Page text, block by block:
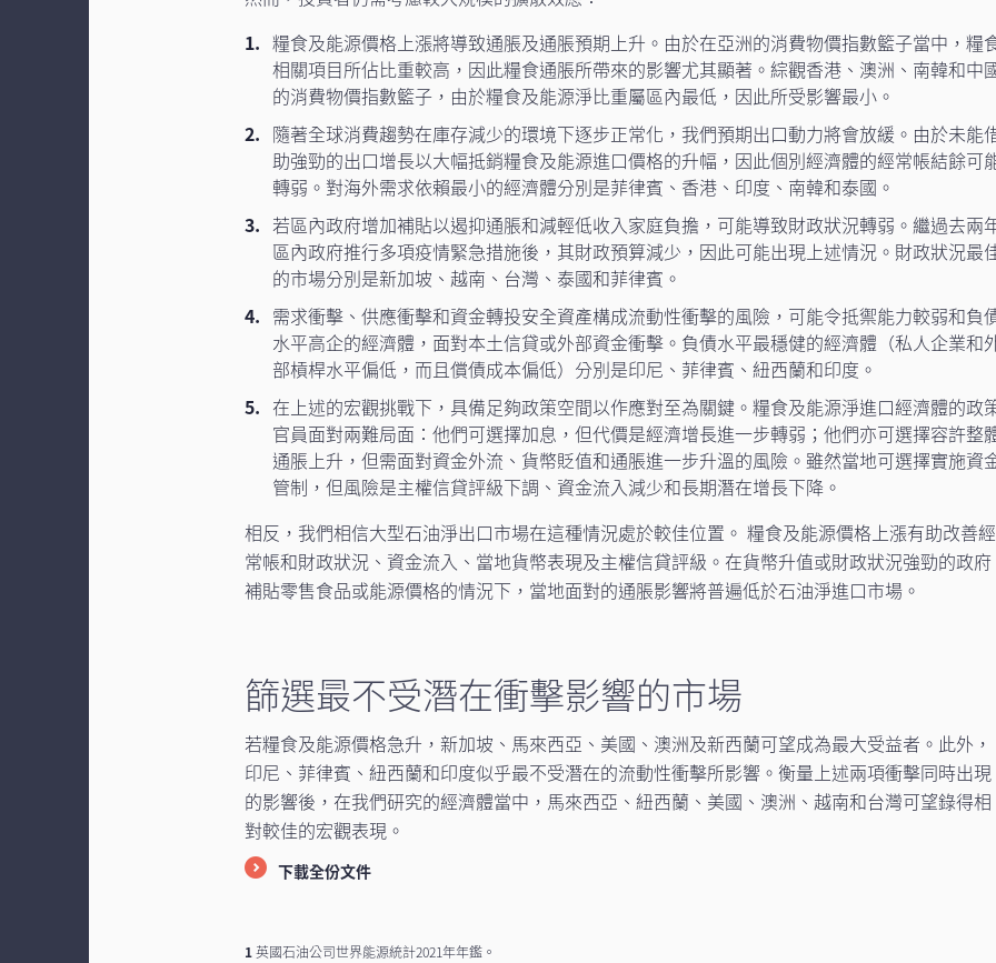
糧食及能源價格上漲將導致通脹及通脹預期上升。由於在亞洲的消費物價指數籃子當中，糧
相關項目所佔比重較高，因此糧食通脹所帶來的影響尤其顯著。綜觀香港、澳洲、南韓和中
的消費物價指數籃子，由於糧食及能源淨比重屬區內最低，因此所受影響最小。
隨著全球消費趨勢在庫存減少的環境下逐步正常化，我們預期出口動力將會放緩。由於未能
助強勁的出口增長以大幅抵銷糧食及能源進口價格的升幅，因此個別經濟體的經常帳結餘可
轉弱。對海外需求依賴最小的經濟體分別是菲律賓、香港、印度、南韓和泰國。
若區內政府增加補貼以遏抑通脹和減輕低收入家庭負擔，可能導致財政狀況轉弱。繼過去兩
區內政府推行多項疫情緊急措施後，其財政預算減少，因此可能出現上述情況。財政狀況最
的市場分別是新加坡、越南、台灣、泰國和菲律賓。
需求衝擊、供應衝擊和資金轉投安全資產構成流動性衝擊的風險，可能令抵禦能力較弱和負
水平高企的經濟體，面對本土信貸或外部資金衝擊。負債水平最穩健的經濟體（私人企業和
部槓桿水平偏低，而且償債成本偏低）分別是印尼、菲律賓、紐西蘭和印度。
在上述的宏觀挑戰下，具備足夠政策空間以作應對至為關鍵。糧食及能源淨進口經濟體的政
官員面對兩難局面：他們可選擇加息，但代價是經濟增長進一步轉弱；他們亦可選擇容許整
通脹上升，但需面對資金外流、貨幣貶值和通脹進一步升溫的風險。雖然當地可選擇實施資
管制，但風險是主權信貸評級下調、資金流入減少和長期潛在增長下降。
相反，我們相信大型石油淨出口市場在這種情況處於較佳位置。 糧食及能源價格上漲有助改善經
常帳和財政狀況、資金流入、當地貨幣表現及主權信貸評級。在貨幣升值或財政狀況強勁的政府
補貼零售食品或能源價格的情況下，當地面對的通脹影響將普遍低於石油淨進口市場。
篩選最不受潛在衝擊影響的市場
若糧食及能源價格急升，新加坡、馬來西亞、美國、澳洲及新西蘭可望成為最大受益者。此外，
印尼、菲律賓、紐西蘭和印度似乎最不受潛在的流動性衝擊所影響。衡量上述兩項衝擊同時出現
的影響後，在我們研究的經濟體當中，馬來西亞、紐西蘭、美國、澳洲、越南和台灣可望錄得相
對較佳的宏觀表現。
下載全份文件
1英國石油公司世界能源統計2021年年鑑。